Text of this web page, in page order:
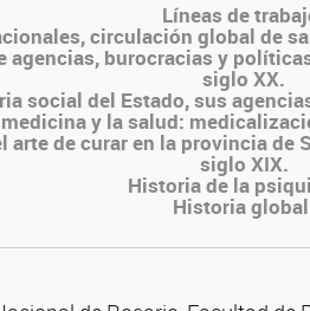
Líneas de
circulación global de
agencias, burocracias y
siglo XX.
social del Estado, sus
y la salud:
arte de curar en la provincia de
siglo XIX.
Historia de la
Historia